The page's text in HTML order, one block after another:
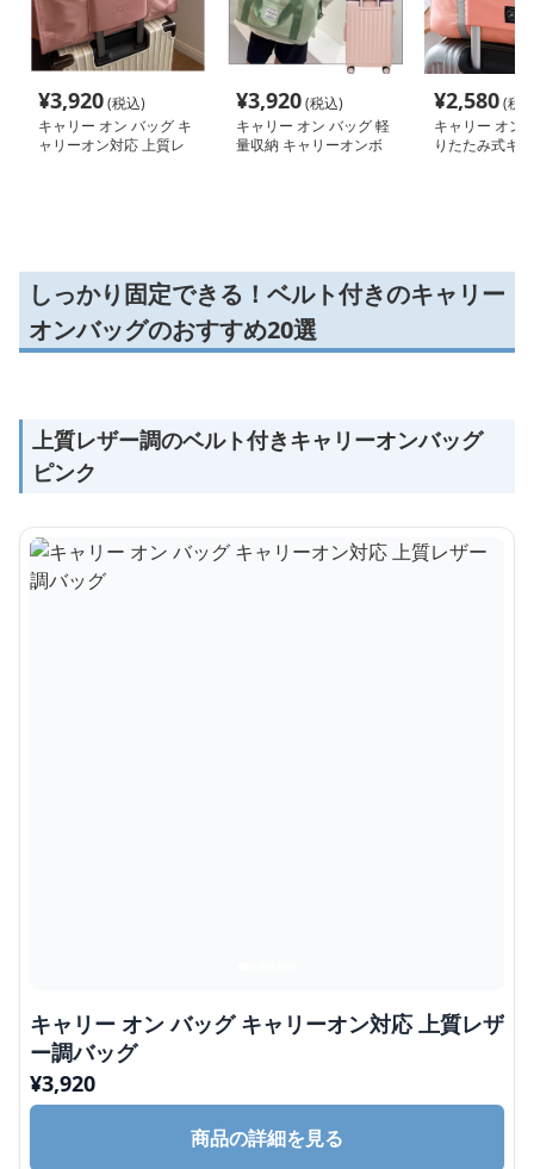
¥3,920(税込)
キャリー オン バッグ キ
ャリーオン対応 上質レ
¥3,920(税込)
キャリー オン バッグ 軽
量収納 キャリーオンボ
¥2,580(税
キャリー オン
りたたみ式キ
しっかり固定できる！ベルト付きのキャリー
オンバッグのおすすめ20選
上質レザー調のベルト付きキャリーオンバッグ
ピンク
キャリー オン バッグ キャリーオン対応 上質レザ
ー調バッグ
¥3,920
商品の詳細を見る